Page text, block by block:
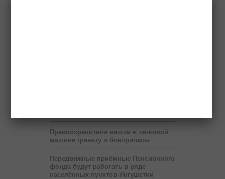
Правоохранители нашли в легковой
машине гранату и боеприпасы
Передвижные приёмные Пенсионного
фонда будут работать в ряде
населённых пунктов Ингушетии